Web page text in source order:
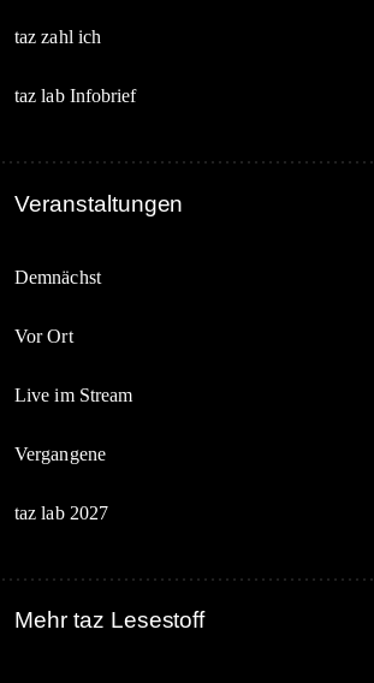
taz zahl ich
taz lab Infobrief
Veranstaltungen
Demnächst
Vor Ort
Live im Stream
Vergangene
taz lab 2027
Mehr taz Lesestoff